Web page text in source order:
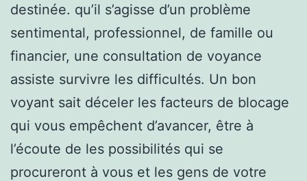
destinée. qu’il s’agisse d’un problème
sentimental, professionnel, de famille ou
financier, une consultation de voyance
assiste survivre les difficultés. Un bon
voyant sait déceler les facteurs de blocage
qui vous empêchent d’avancer, être à
l’écoute de les possibilités qui se
procureront à vous et les gens de votre